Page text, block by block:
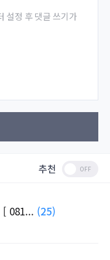
설정 후 댓글 쓰기가
추천
[ 081... (25)